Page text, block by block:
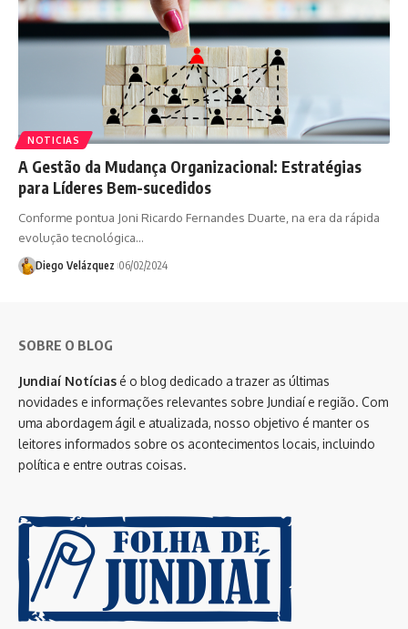
NOTICIAS
A Gestão da Mudança Organizacional: Estratégias
para Líderes Bem-sucedidos
Conforme pontua Joni Ricardo Fernandes Duarte, na era da rápida
evolução tecnológica…
Diego Velázquez 06/02/2024
SOBRE O BLOG
Jundiaí Notícias é o blog dedicado a trazer as últimas
novidades e informações relevantes sobre Jundiaí e região. Com
uma abordagem ágil e atualizada, nosso objetivo é manter os
leitores informados sobre os acontecimentos locais, incluindo
política e entre outras coisas.